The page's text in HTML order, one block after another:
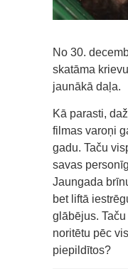
No 30.
skatāma
jaunākā daļa.
Kā parasti,
filmas varoņi
gadu. Taču
savas
Jaungada
bet liftā
glābējus.
noritētu pēc
piepildītos?